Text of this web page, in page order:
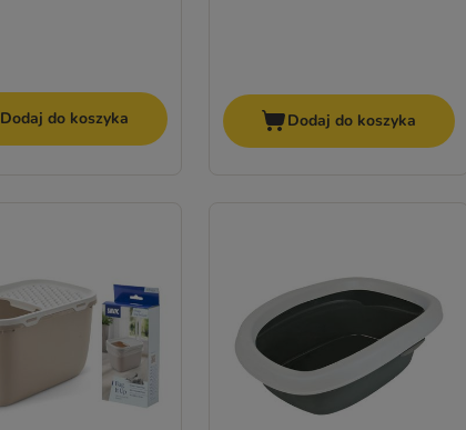
Dodaj do koszyka Dodaj do koszyka